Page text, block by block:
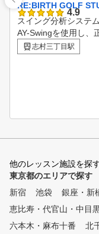
RE:BIRTH GOLF
4.9
スイング分析システ
AY-Swingを使用し、
からスイングの撮影
します。 ハイスピー
きます。 ライン、円
、垂直線などを簡単
が可能です。 高精度
なインパクトデータを
題点を解決します。
ね揃えた現役プロ達
ツーマンレッスンに
フに関するお悩みや
て全力でサポートい
志村三丁目駅
他のレッスン施設を探
東京都のエリアで探す
新宿
池袋 銀座・新
恵比寿・代官山・中目
六本木・麻布十番
北